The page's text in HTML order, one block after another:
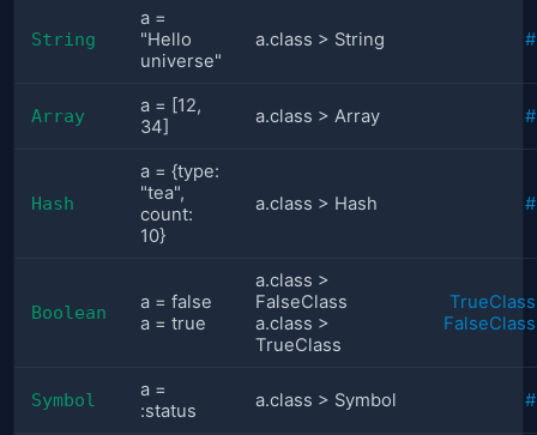
String
a =
"Hello
universe"
a.class > String #
Array
a = [12,
34]
a.class > Array #
Hash
a = {type:
"tea",
count:
10}
a.class > Hash #
Boolean
a = false
a = true
a.class >
FalseClass
a.class >
TrueClass
TrueClass
FalseClass
Symbol
a =
:status
a.class > Symbol #